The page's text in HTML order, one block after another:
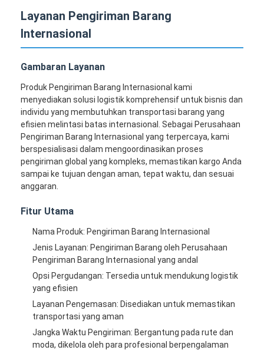
Layanan Pengiriman Barang
Internasional
Gambaran Layanan
Produk Pengiriman Barang Internasional kami
menyediakan solusi logistik komprehensif untuk bisnis dan
individu yang membutuhkan transportasi barang yang
efisien melintasi batas internasional. Sebagai Perusahaan
Pengiriman Barang Internasional yang terpercaya, kami
berspesialisasi dalam mengoordinasikan proses
pengiriman global yang kompleks, memastikan kargo Anda
sampai ke tujuan dengan aman, tepat waktu, dan sesuai
anggaran.
Fitur Utama
Nama Produk: Pengiriman Barang Internasional
Jenis Layanan: Pengiriman Barang oleh Perusahaan
Pengiriman Barang Internasional yang andal
Opsi Pergudangan: Tersedia untuk mendukung logistik
yang efisien
Layanan Pengemasan: Disediakan untuk memastikan
transportasi yang aman
Jangka Waktu Pengiriman: Bergantung pada rute dan
moda, dikelola oleh para profesional berpengalaman